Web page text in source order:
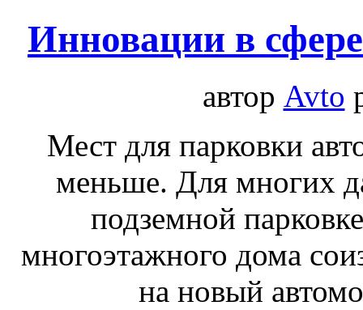
Инновации в
автор Avto
Мест для парковки
меньше. Для многих
подземной
многоэтажного дома
на новый